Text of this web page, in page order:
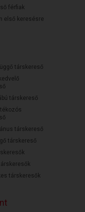
férfiak
első keresésre
társkereső
társkereső
társkereső
társkereső
társkeresők